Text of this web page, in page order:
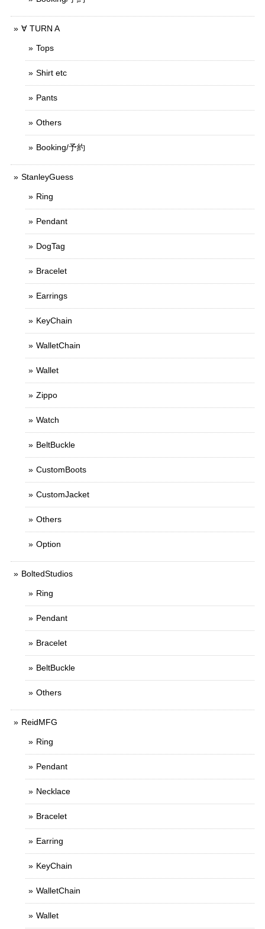
∀ TURN A
Tops
Shirt etc
Pants
Others
Booking/予約
StanleyGuess
Ring
Pendant
DogTag
Bracelet
Earrings
KeyChain
WalletChain
Wallet
Zippo
Watch
BeltBuckle
CustomBoots
CustomJacket
Others
Option
BoltedStudios
Ring
Pendant
Bracelet
BeltBuckle
Others
ReidMFG
Ring
Pendant
Necklace
Bracelet
Earring
KeyChain
WalletChain
Wallet